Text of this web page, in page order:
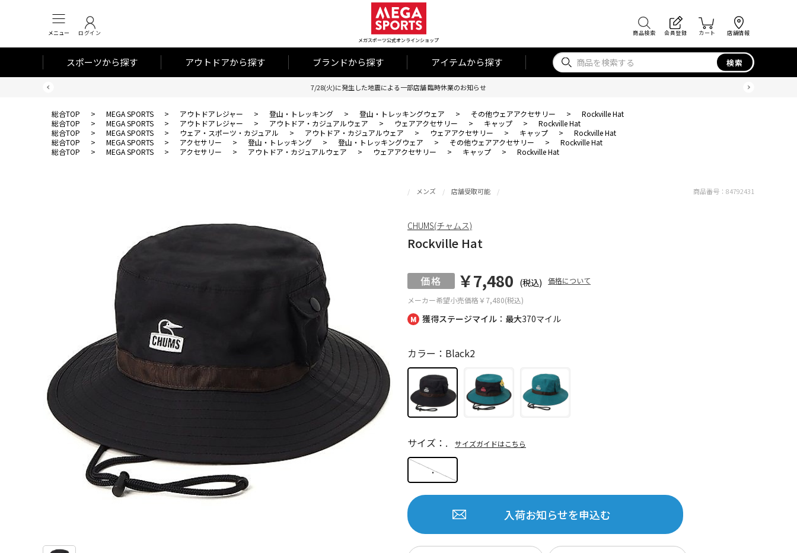
メニュー ログイン
メガスポーツ公式オンラインショップ
商品検索 会員登録 カート 店舗情報
スポーツから探す アウトドアから探す ブランドから探す アイテムから探す 検索
7/28(火)に発生した地震による一部店舗 臨時休業のお知らせ
総合TOP > MEGA SPORTS > アウトドアレジャー > 登山・トレッキング > 登山・トレッキングウェア > その他ウェアアクセサリー >
Rockville Hat
総合TOP
> MEGA SPORTS > アウトドアレジャー > アウトドア・カジュアルウェア > ウェアアクセサリー > キャップ >
Rockville Hat
総合TOP
> MEGA SPORTS > ウェア・スポーツ・カジュアル > アウトドア・カジュアルウェア > ウェアアクセサリー > キャップ >
Rockville Hat
総合TOP
> MEGA SPORTS > アクセサリー > 登山・トレッキング > 登山・トレッキングウェア > その他ウェアアクセサリー >
Rockville Hat
総合TOP
> MEGA SPORTS > アクセサリー > アウトドア・カジュアルウェア > ウェアアクセサリー > キャップ > Rockville Hat
獲得ステージマイル：最大370マイル
メンズ 店舗受取可能
Rockville Hat
メーカー希望小売価格￥7,480(税込)
￥7,480 (税込) 価格について
カラー：Black2
.
サイズ：. サイズガイドはこちら
入荷お知らせを申込む
商品番号： 84792431
CHUMS(チャムス)